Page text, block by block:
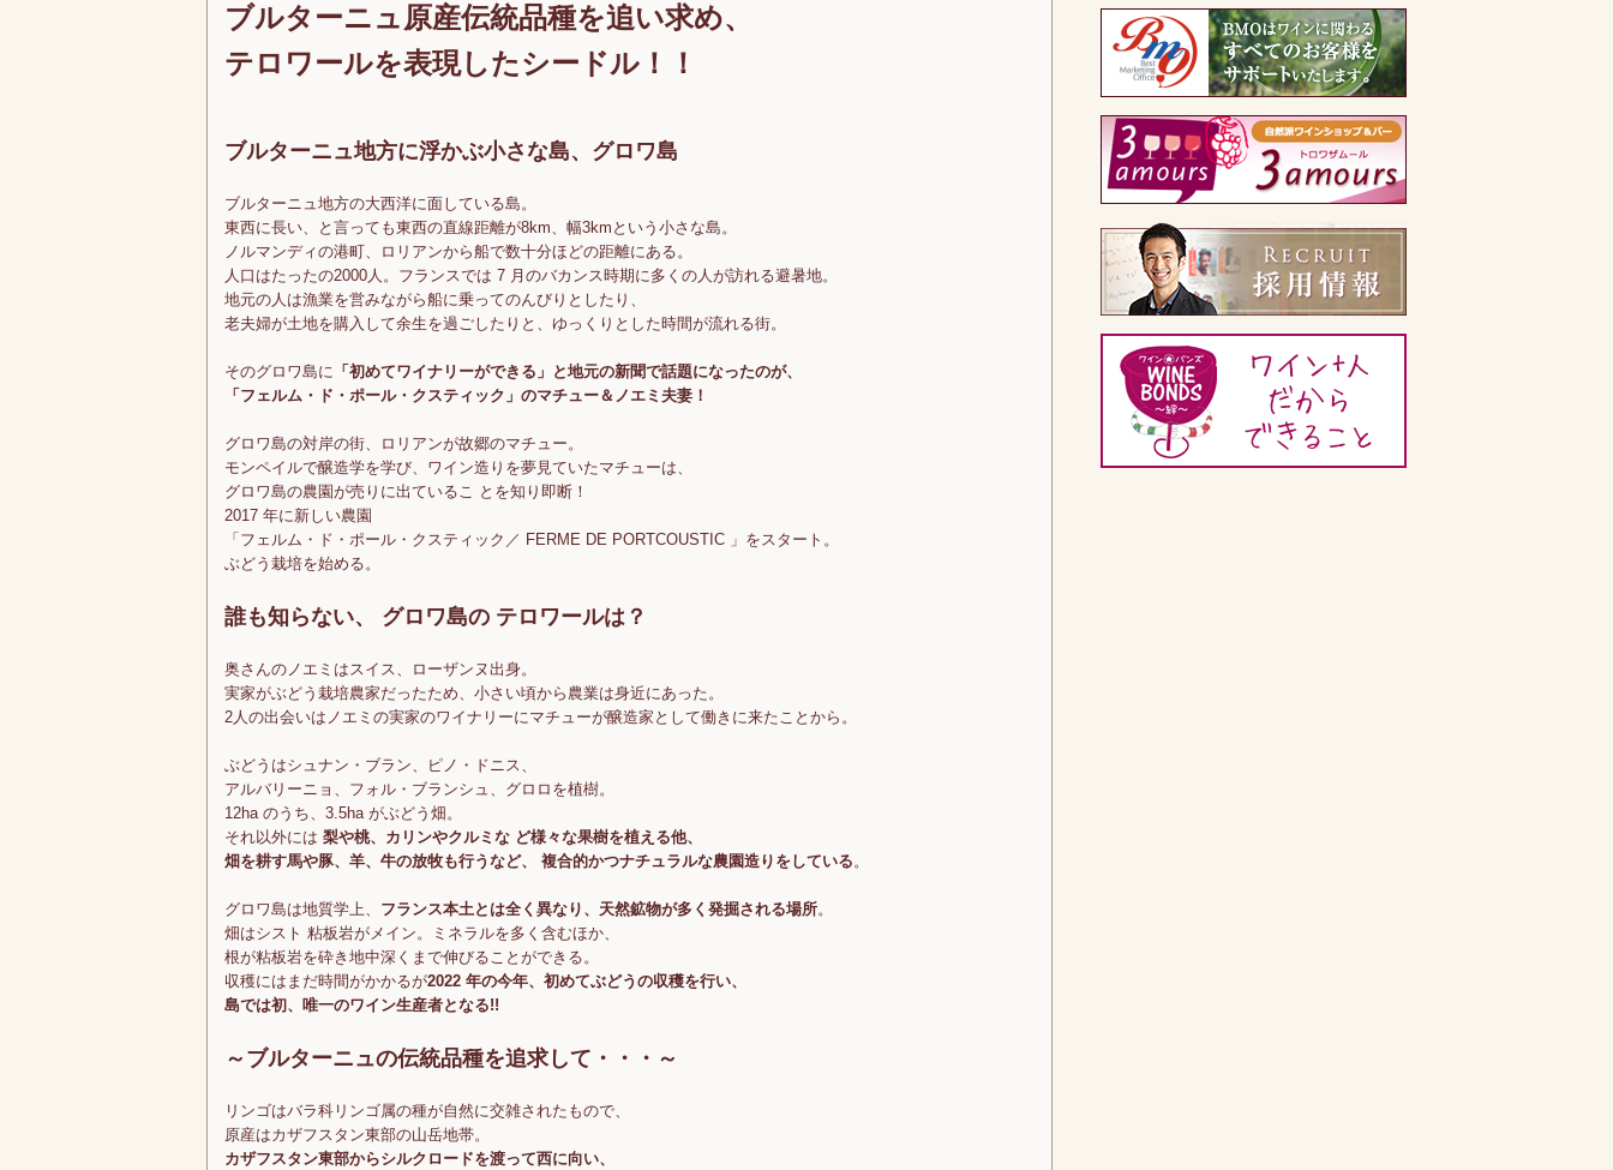
ブルターニュ原産伝統品種を追い求め、
テロワールを表現したシードル！！
ブルターニュ地方に浮かぶ小さな島、グロワ島
ブルターニュ地方の大西洋に面している島。
東西に長い、と言っても東西の直線距離が8km、幅3kmという小さな島。
ノルマンディの港町、ロリアンから船で数十分ほどの距離にある。
人口はたったの2000人。フランスでは 7 月のバカンス時期に多くの人が訪れる避暑地。
地元の人は漁業を営みながら船に乗ってのんびりとしたり、
老夫婦が土地を購入して余生を過ごしたりと、ゆっくりとした時間が流れる街。
そのグロワ島に 「初めてワイナリーができる」と地元の新聞で話題になったのが、
「フェルム・ド・ポール・クスティック」のマチュー＆ノエミ夫妻！
グロワ島の対岸の街、ロリアンが故郷のマチュー。
モンペイルで醸造学を学び、ワイン造りを夢見ていたマチューは、
グロワ島の農園が売りに出ているこ とを知り即断！
2017 年に新しい農園
「フェルム・ド・ポール・クスティック／ FERME DE PORTCOUSTIC 」をスタート。
ぶどう栽培を始める。
誰も知らない、 グロワ島の テロワールは？
奥さんのノエミはスイス、ローザンヌ出身。
実家がぶどう栽培農家だったため、小さい頃から農業は身近にあった。
2人の出会いはノエミの実家のワイナリーにマチューが醸造家として働きに来たことから。
ぶどうはシュナン・ブラン、ピノ・ドニス、
アルバリーニョ、フォル・ブランシュ、グロロを植樹。
12ha のうち、3.5ha がぶどう畑。
それ以外には 梨や桃、カリンやクルミな ど様々な果樹を植える他、
畑を耕す馬や豚、羊、牛の放牧も行うなど、 複合的かつナチュラルな農園造りをしている。
グロワ島は地質学上、 フランス本土とは全く異なり、天然鉱物が多く発掘される場所。
畑はシスト 粘板岩がメイン。ミネラルを多く含むほか、
根が粘板岩を砕き地中深くまで伸びることができる。
収穫にはまだ時間がかかるが2022 年の今年、初めてぶどうの収穫を行い、
島では初、唯一のワイン生産者となる!!
～ブルターニュの伝統品種を追求して・・・～
リンゴはバラ科リンゴ属の種が自然に交雑されたもので、
原産はカザフスタン東部の山岳地帯。
カザフスタン東部からシルクロードを渡って西に向い、